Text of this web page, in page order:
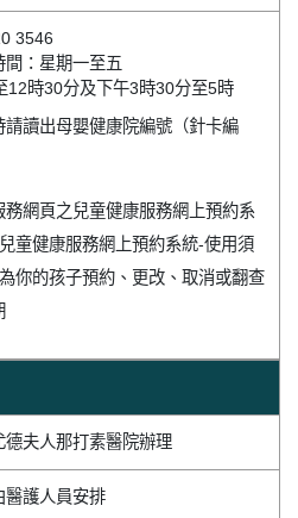
3546
間：星期一至五
12時30分及下午3時30分至5時
請讀出母嬰健康院編號（針卡編
務網頁之兒童健康服務網上預約系
童健康服務網上預約系統-使用須
你的孩子預約、更改、取消或翻查
德夫人那打素醫院辦理
醫護人員安排